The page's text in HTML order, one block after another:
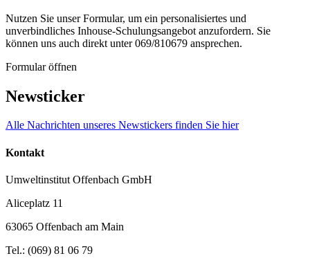
Nutzen Sie unser Formular, um ein personalisiertes und
unverbindliches Inhouse-Schulungs­angebot anzufordern. Sie
können uns auch direkt unter 069/810679 ansprechen.
Formular öffnen
Newsticker
Alle Nachrichten unseres Newstickers finden Sie hier
Kontakt
Umweltinstitut Offenbach GmbH
Aliceplatz 11
63065 Offenbach am Main
Tel.: (069) 81 06 79